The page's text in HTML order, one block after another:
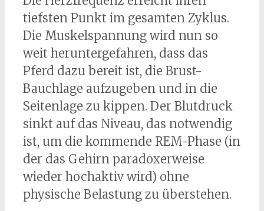
tiefsten Punkt im gesamten Zyklus.
Die Muskelspannung wird nun so
weit heruntergefahren, dass das
Pferd dazu bereit ist, die Brust-
Bauchlage aufzugeben und in die
Seitenlage zu kippen. Der Blutdruck
sinkt auf das Niveau, das notwendig
ist, um die kommende REM-Phase (in
der das Gehirn paradoxerweise
wieder hochaktiv wird) ohne
physische Belastung zu überstehen.